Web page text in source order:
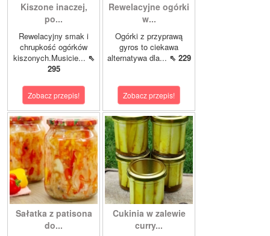
Kiszone inaczej,
po...
Rewelacyjny smak i
chrupkość ogórków
kiszonych.Musicie... ⇖
295
Zobacz przepis!
Rewelacyjne ogórki
w...
Ogórki z przyprawą
gyros to ciekawa
alternatywa dla... ⇖ 229
Zobacz przepis!
Sałatka z patisona
do...
Cukinia w zalewie
curry...